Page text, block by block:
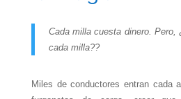
Cada milla cuesta dinero. Pero,
cada milla??
Miles de conductores entran cada